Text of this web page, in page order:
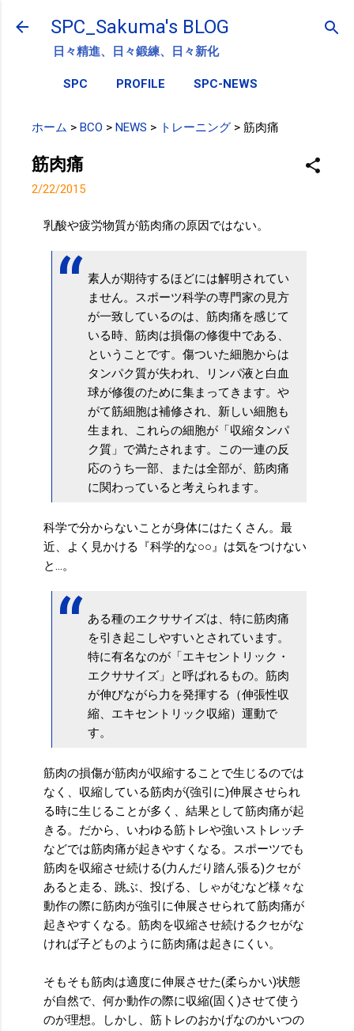
スキップしてメイン コンテンツに移動
SPC_Sakuma's BLOG
日々精進、日々鍛練、日々新化
SPC PROFILE SPC-NEWS
ホーム > BCO > NEWS > トレーニング > 筋肉痛
筋肉痛
2/22/2015
乳酸や疲労物質が筋肉痛の原因ではない。
素人が期待するほどには解明されてい
ません。スポーツ科学の専門家の見方
が一致しているのは、筋肉痛を感じて
いる時、筋肉は損傷の修復中である、
ということです。傷ついた細胞からは
タンパク質が失われ、リンパ液と白血
球が修復のために集まってきます。や
がて筋細胞は補修され、新しい細胞も
生まれ、これらの細胞が「収縮タンパ
ク質」で満たされます。この一連の反
応のうち一部、または全部が、筋肉痛
に関わっていると考えられます。
科学で分からないことが身体にはたくさん。最
近、よく見かける『科学的な○○』は気をつけない
と...。
ある種のエクササイズは、特に筋肉痛
を引き起こしやすいとされています。
特に有名なのが「エキセントリック・
エクササイズ」と呼ばれるもの。筋肉
が伸びながら力を発揮する（伸張性収
縮、エキセントリック収縮）運動で
す。
筋肉の損傷が筋肉が収縮することで生じるのでは
なく、収縮している筋肉が(強引に)伸展させられ
る時に生じることが多く、結果として筋肉痛が起
きる。だから、いわゆる筋トレや強いストレッチ
などでは筋肉痛が起きやすくなる。スポーツでも
筋肉を収縮させ続ける(力んだり踏ん張る)クセが
あると走る、跳ぶ、投げる、しゃがむなど様々な
動作の際に筋肉が強引に伸展させられて筋肉痛が
起きやすくなる。筋肉を収縮させ続けるクセがな
ければ子どものように筋肉痛は起きにくい。
そもそも筋肉は適度に伸展させた(柔らかい)状態
が自然で、何か動作の際に収縮(固く)させて使う
のが理想。しかし、筋トレのおかげなのかいつの